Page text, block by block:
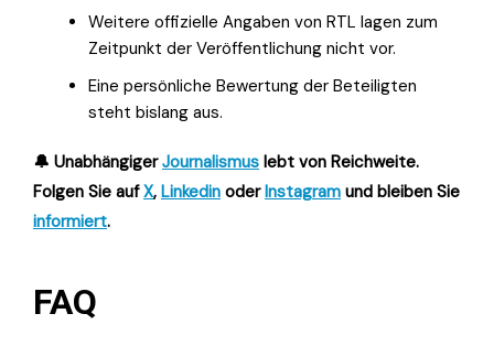
Weitere offizielle Angaben von RTL lagen zum
Zeitpunkt der Veröffentlichung nicht vor.
Eine persönliche Bewertung der Beteiligten
steht bislang aus.
🔔 UnabhängigerJournalismus lebt von Reichweite.
Folgen Sie aufX, Linkedin oderInstagram und bleiben Sie
informiert.
FAQ